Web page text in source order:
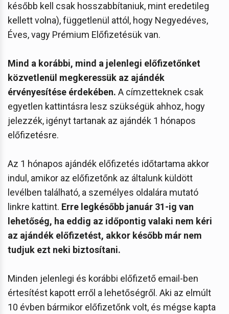
később kell csak hosszabbítaniuk, mint eredetileg
kellett volna), függetlenül attól, hogy Negyedéves,
Éves, vagy Prémium Előfizetésük van.
Mind a korábbi, mind a jelenlegi előfizetőnket
közvetlenül megkeressük az ajándék
érvényesítése érdekében. A címzetteknek csak
egyetlen kattintásra lesz szükségük ahhoz, hogy
jelezzék, igényt tartanak az ajándék 1 hónapos
előfizetésre.
Az 1 hónapos ajándék előfizetés időtartama akkor
indul, amikor az előfizetőnk az általunk küldött
levélben található, a személyes oldalára mutató
linkre kattint. Erre legkésőbb január 31-ig van
lehetőség, ha eddig az időpontig valaki nem kéri
az ajándék előfizetést, akkor később már nem
tudjuk ezt neki biztosítani.
Minden jelenlegi és korábbi előfizető email-ben
értesítést kapott erről a lehetőségről. Aki az elmúlt
10 évben bármikor előfizetőnk volt, és mégse kapta